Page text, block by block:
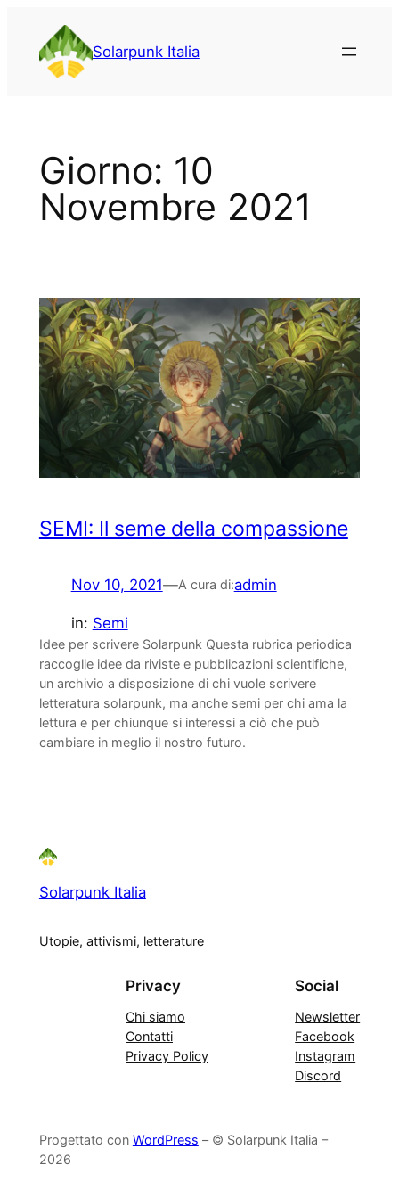
contenuto
Solarpunk Italia
Giorno: 10
Novembre 2021
SEMI: Il seme della compassione
Nov 10, 2021—A cura di:admin
in: Semi
Idee per scrivere Solarpunk Questa rubrica periodica
raccoglie idee da riviste e pubblicazioni scientifiche,
un archivio a disposizione di chi vuole scrivere
letteratura solarpunk, ma anche semi per chi ama la
lettura e per chiunque si interessi a ciò che può
cambiare in meglio il nostro futuro.
Solarpunk Italia
Utopie, attivismi, letterature
Privacy
Chi siamo
Contatti
Privacy Policy
Social
Newsletter
Facebook
Instagram
Discord
Progettato con WordPress – © Solarpunk Italia –
2026